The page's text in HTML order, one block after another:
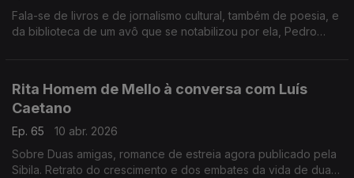
Fala-se de livros e de jornalismo cultural, também de poesia, e
da biblioteca de um avô que se notabilizou por ela, Pedro
Rita Homem de Mello à conversa com Luís
Caetano
Ep. 65
10 abr. 2026
Sobre Duas amigas, romance de estreia agora publicado pela
Sibila. Retrato do crescimento e dos embates da vida de duas